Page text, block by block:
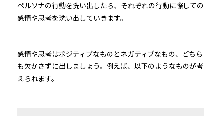
ペルソナの行動を洗い出したら、それぞれの行動に際しての
感情や思考を洗い出していきます。
感情や思考はポジティブなものとネガティブなもの、どちら
も欠かさずに出しましょう。例えば、以下のようなものが考
えられます。